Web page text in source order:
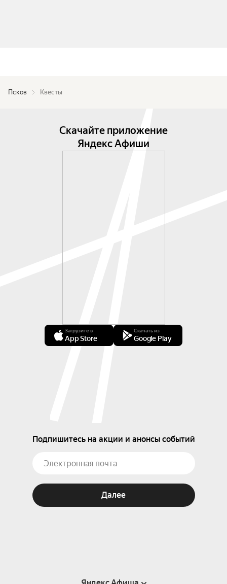
Псков Квесты
Скачайте приложение
Яндекс Афиши
Загрузите в
App Store
Скачать из
Google Play
Подпишитесь на акции и анонсы событий
Далее